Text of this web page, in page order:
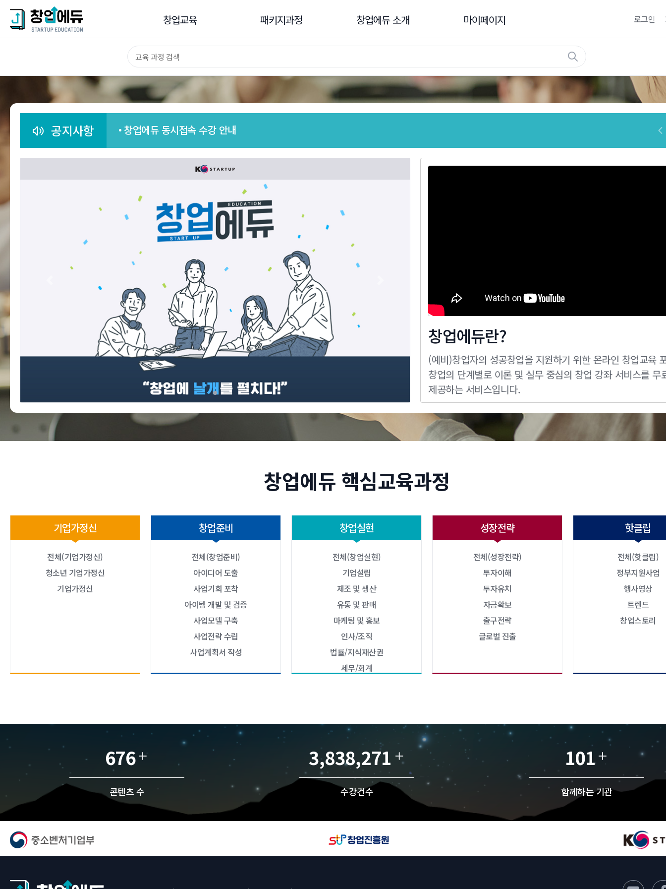
창업교육
창업교육
기업가정신
창업준비
성장전략
핫클립
패키지과정
패키지과정
창업진흥원
주관기관
패키지과정 개설신청
창업에듀 소개
창업에듀 소개
창업에듀란?
창업에듀 활용법
1:1 맞춤상담
마이페이지
마이페이지
나의 강의실
나의 관심강좌
로그인
공지사항 창업에듀 동시접속 수강 안내
창업에듀란?
(예비)창업자의 성공창업을 지원하기 위한 온라인 창업교육
창업의 단계별로 이론 및 실무 중심의 창업 강좌 서비스를 무
제공하는 서비스입니다.
창업에듀 핵심교육과정
기업가정신
전체(기업가정신)
청소년 기업가정신
기업가정신
창업준비
전체(창업준비)
아이디어 도출
사업기회 포착
아이템 개발 및 검증
사업모델 구축
사업전략 수립
사업계획서 작성
창업실현
전체(창업실현)
기업설립
제조 및 생산
유통 및 판매
마케팅 및 홍보
인사/조직
법률/지식재산권
세무/회계
성장전략
전체(성장전략)
투자이해
투자유치
자금확보
출구전략
글로벌 진출
핫클립
전체(핫클립)
정부지원사업
행사영상
트렌드
창업스토리
676
콘텐츠 수
3,838,271
수강건수
101
함께하는 기관